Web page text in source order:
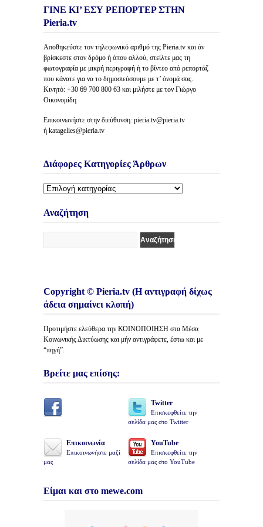
ΓΙΝΕ ΚΙ’ ΕΣΥ ΡΕΠΟΡΤΕΡ ΣΤΗΝ
Pieria.tv
Αποθηκεύστε τον τηλεφωνικό αριθμό της Pieria.tv και άν
βρίσκεστε στον δρόμο ή όπου αλλού, στείλτε μας τη
φωτογραφία με μικρή περιγραφή ή το βίντεο από ρεπορτάζ
που κάνατε για να το δημοσιεύσουμε με τ’ όνομά σας.
Κινητό: +30 69 700 800 63 και μιλήστε με τον Γιώργο
Οικονομίδη
Επικοινωνήστε στην διεύθυνση: pieria.tv@pieria.tv
ή katagelies@pieria.tv
Διάφορες Κατηγορίες Άρθρων
Διάφορες
Άρθρων
Αναζήτηση
Copyright © Pieria.tv (Η αντιγραφή δίχως
άδεια σημαίνει κλοπή)
Προτιμήστε ελεύθερα την ΚΟΙΝΟΠΟΙΗΣΗ στα Μέσα
Κοινωνικής Δικτύωσης και μήν αντιγράφετε, έστω και με
“πηγή”.
Βρείτε μας επίσης:
Twitter
Επισκεφθείτε την
σελίδα μας στο Twitter
Επικοινωνία
Επικοινωνήστε μαζί
μας
YouTube
Επισκεφθείτε την
σελίδα μας στο YouTube
Είμαι και στο mewe.com